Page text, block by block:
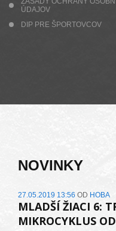
ÚDAJOV
DIP PRE ŠPORTOVCOV
NOVINKY
27.05.2019 13:56 OD HOBA
MLADŠÍ ŽIACI 6:
MIKROCYKLUS